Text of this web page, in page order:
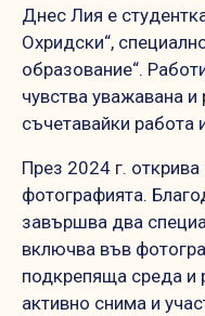
Днес Лия е
Охридски“,
образование“.
чувства уважавана
съчетавайки работа
През 2024 г. открива
фотографията.
завършва два
включва във
подкрепяща среда и
активно снима и